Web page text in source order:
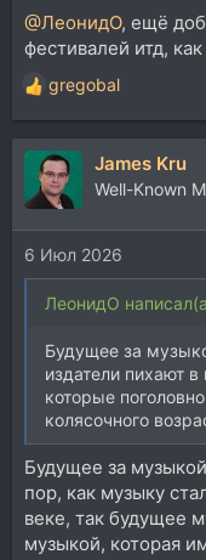
@ЛеонидО, ещё
фестивалей итд,
Р
е
а
и
и
:
gregobal
James Kru
Well-Known
6 Июл 2026
ЛеонидО
Будущее за
издатели пихают
которые
колясочного
Будущее за
пор, как музыку
веке, так будущее
музыкой, которая